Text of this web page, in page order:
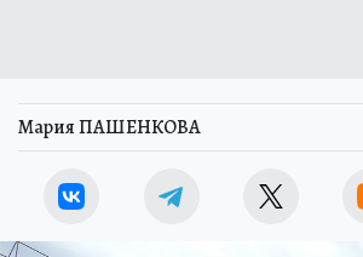
Мария ПАШЕНКОВА